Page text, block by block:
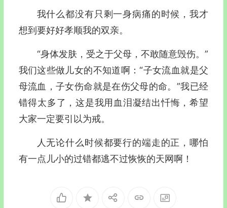
我什么都没有只剩一身病痛的时候，我才
想到要好好孝顺我的双亲。
“身体发肤，受之于父母，不敢随意毁伤。”
我们这些做儿女的不知道啊：“子女流血就是父
母流血，子女伤命就是在伤父母的命。”我已经
错得太多了，这是我用血泪凝结出忏悔，希望
大家一定要引以为戒。
人无论什么时候都要行的端走的正，哪怕
有一点儿小的过错都逃不过恢恢的天网啊！